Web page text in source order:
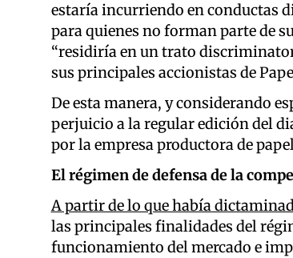
estaría incurriendo en conductas
para quienes no forman parte de
“residiría en un trato
sus principales accionistas de
De esta manera, y considerando
perjuicio a la regular edición del
por la empresa productora de
El régimen de defensa de la
A partir de lo que había
las principales finalidades del
funcionamiento del mercado e